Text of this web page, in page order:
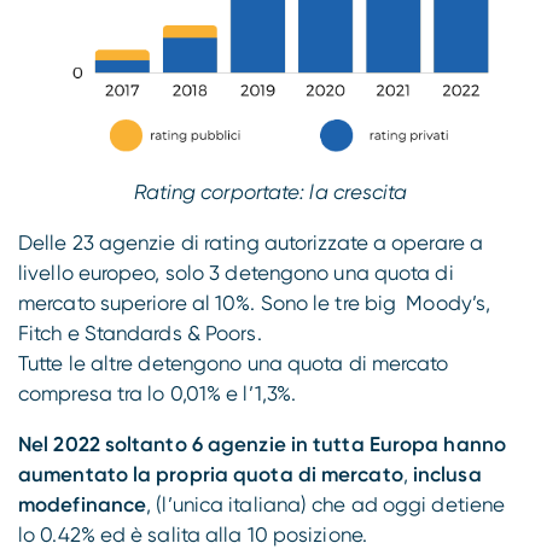
Rating corportate: la crescita
Delle 23 agenzie di rating autorizzate a operare a
livello europeo, solo 3 detengono una quota di
mercato superiore al 10%. Sono le tre big Moody’s,
Fitch e Standards & Poors.
Tutte le altre detengono una quota di mercato
compresa tra lo 0,01% e l’1,3%.
Nel 2022 soltanto 6 agenzie in tutta Europa hanno
aumentato la propria quota di mercato, inclusa
modefinance, (l’unica italiana) che ad oggi detiene
lo 0.42% ed è salita alla 10 posizione.